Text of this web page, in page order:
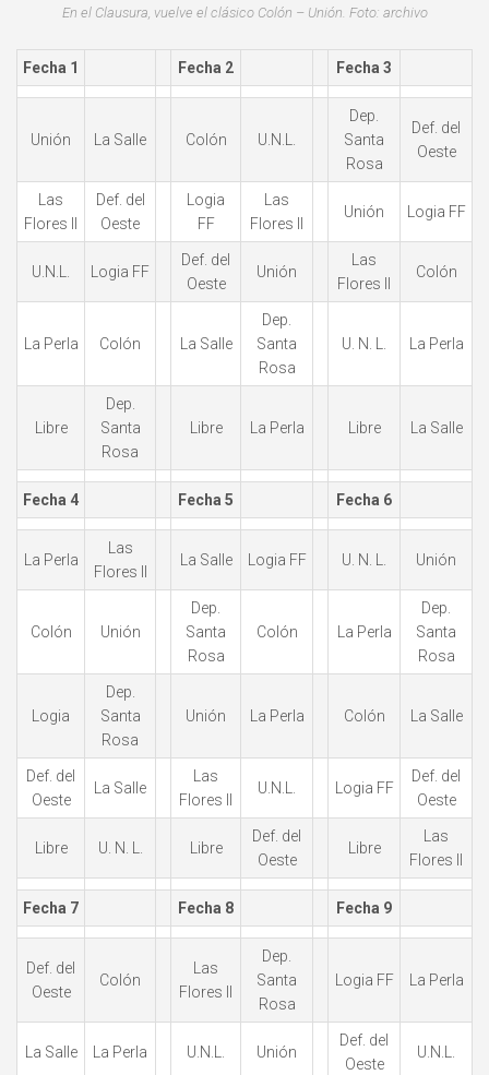
En el Clausura, vuelve el clásico Colón – Unión. Foto: archivo
Fecha 1 Fecha 2 Fecha 3
Unión La Salle Colón U.N.L.
Dep.
Santa
Rosa
Def. del
Oeste
Las
Flores II
Def. del
Oeste
Logia
FF
Las
Flores II
Unión Logia FF
U.N.L. Logia FF
Def. del
Oeste
Unión
Las
Flores II
Colón
La Perla Colón La Salle
Dep.
Santa
Rosa
U. N. L. La Perla
Libre
Dep.
Santa
Rosa
Libre La Perla Libre La Salle
Fecha 4 Fecha 5 Fecha 6
La Perla
Las
Flores II
La Salle Logia FF U. N. L. Unión
Colón Unión
Dep.
Santa
Rosa
Colón La Perla
Dep.
Santa
Rosa
Logia
Dep.
Santa
Rosa
Unión La Perla Colón La Salle
Def. del
Oeste
La Salle
Las
Flores II
U.N.L. Logia FF
Def. del
Oeste
Libre U. N. L. Libre
Def. del
Oeste
Libre
Las
Flores II
Fecha 7 Fecha 8 Fecha 9
Def. del
Oeste
Colón
Las
Flores II
Dep.
Santa
Rosa
Logia FF La Perla
La Salle La Perla U.N.L. Unión
Def. del
Oeste
U.N.L.